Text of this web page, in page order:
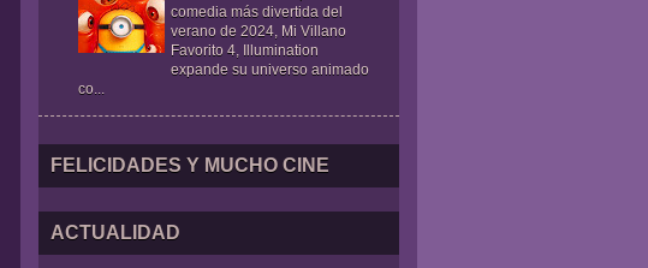
comedia más divertida del
verano de 2024, Mi Villano
Favorito 4, Illumination
expande su universo animado
co...
FELICIDADES Y MUCHO CINE
ACTUALIDAD